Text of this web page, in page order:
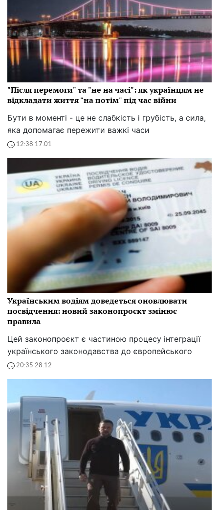
"Після перемоги" та "не на часі": як українцям не
відкладати життя "на потім" під час війни
Бути в моменті - це не слабкість і грубість, а сила,
яка допомагає пережити важкі часи
12:38 17.01
Українським водіям доведеться оновлювати
посвідчення: новий законопроєкт змінює
правила
Цей законопроєкт є частиною процесу інтеграції
українського законодавства до європейського
20:35 28.12